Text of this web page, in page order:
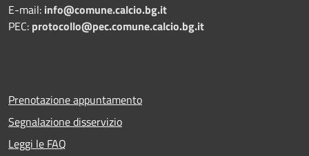
E-mail: info@comune.calcio.bg.it
PEC: protocollo@pec.comune.calcio.bg.it
Prenotazione appuntamento
Segnalazione disservizio
Leggi le FAQ